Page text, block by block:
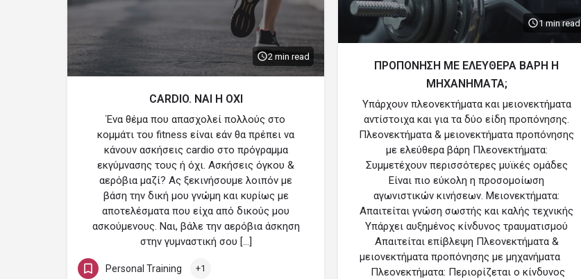
1 min read
ΠΡΟΠΟΝΗΣΗ ΜΕ ΕΛΕΥΘΕΡΑ ΒΑΡΗ Η
ΜΗΧΑΝΗΜΑΤΑ;
Υπάρχουν πλεονεκτήματα και μειονεκτήματα
αντίστοιχα και για τα δύο είδη προπόνησης.
Πλεονεκτήματα & μειονεκτήματα προπόνησης
με ελεύθερα βάρη Πλεονεκτήματα:
Συμμετέχουν περισσότερες μυϊκές ομάδες
Είναι πιο εύκολη η προσομοίωση
αγωνιστικών κινήσεων. Μειονεκτήματα:
Απαιτείται γνώση σωστής και καλής τεχνικής
Υπάρχει αυξημένος κίνδυνος τραυματισμού
Απαιτείται επίβλεψη Πλεονεκτήματα &
μειονεκτήματα προπόνησης με μηχανήματα
Πλεονεκτήματα: Περιορίζεται ο κίνδυνος
2 min read
CARDIO. ΝΑΙ Η ΟΧΙ
Ένα θέμα που απασχολεί πολλούς στο
κομμάτι του fitness είναι εάν θα πρέπει να
κάνουν ασκήσεις cardio στο πρόγραμμα
εκγύμνασης τους ή όχι. Ασκήσεις όγκου &
αερόβια μαζί? Ας ξεκινήσουμε λοιπόν με
βάση την δική μου γνώμη και κυρίως με
αποτελέσματα που είχα από δικούς μου
ασκούμενους. Ναι, βάλε την αερόβια άσκηση
στην γυμναστική σου […]
Personal Training +1